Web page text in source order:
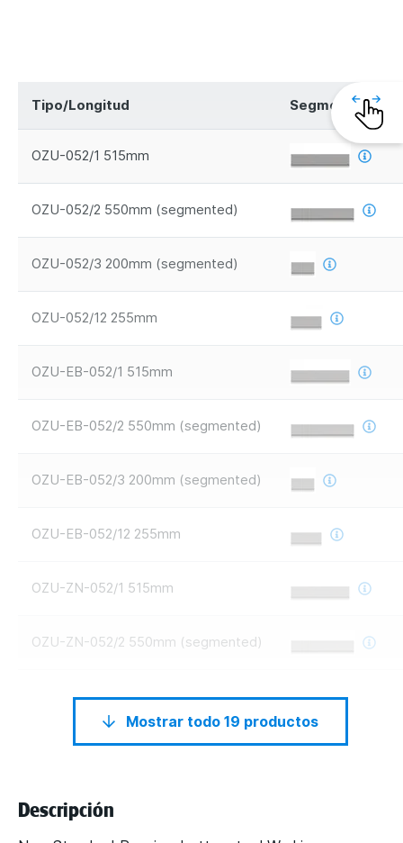
Tipo/Longitud Segmentos
OZU-052/1 515mm
OZU-052/2 550mm (segmented)
OZU-052/3 200mm (segmented)
OZU-052/12 255mm
OZU-EB-052/1 515mm
OZU-EB-052/2 550mm (segmented)
OZU-EB-052/3 200mm (segmented)
OZU-EB-052/12 255mm
OZU-ZN-052/1 515mm
OZU-ZN-052/2 550mm (segmented)
Mostrar todo 19 productos
Descripción